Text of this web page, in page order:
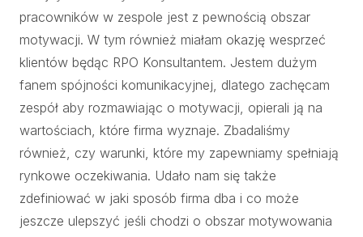
pracowników w zespole jest z pewnością obszar
motywacji. W tym również miałam okazję wesprzeć
klientów będąc RPO Konsultantem. Jestem dużym
fanem spójności komunikacyjnej, dlatego zachęcam
zespół aby rozmawiając o motywacji, opierali ją na
wartościach, które firma wyznaje. Zbadaliśmy
również, czy warunki, które my zapewniamy spełniają
rynkowe oczekiwania. Udało nam się także
zdefiniować w jaki sposób firma dba i co może
jeszcze ulepszyć jeśli chodzi o obszar motywowania